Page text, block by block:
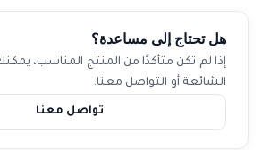
تواصل معنا
ضعف الأعصاب ونقص ب12
فيتامينات ب النشطة
كوانتابون
هل تحتاج إلى مساعدة؟
إذا لم تكن متأكدًا من المنتج المناسب،يمكنك
الشائعة أو التواصل معنا.
تواصل معنا